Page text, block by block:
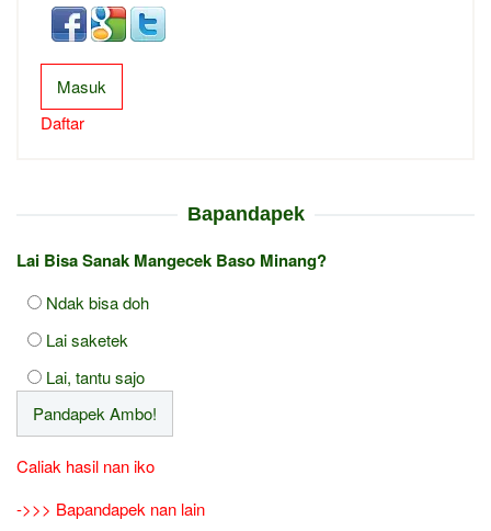
Masuk
Daftar
Bapandapek
Lai Bisa Sanak Mangecek Baso Minang?
Ndak bisa doh
Lai saketek
Lai, tantu sajo
Caliak hasil nan iko
->>> Bapandapek nan lain